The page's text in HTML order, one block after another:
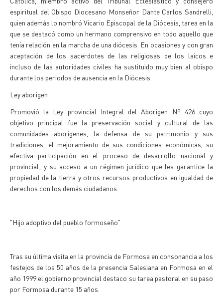
espiritual del Obispo Diocesano Monseñor Dante Carlos Sandrelli,
quien además lo nombró Vicario Episcopal de la Diócesis, tarea en la
que se destacó como un hermano comprensivo en todo aquello que
tenía relación en la marcha de una diócesis. En ocasiones y con gran
aceptación de los sacerdotes de las religiosas de los laicos e
incluso de las autoridades civiles ha sustituido muy bien al obispo
durante los periodos de ausencia en la Diócesis.
Ley aborigen
Promovió la Ley provincial Integral del Aborigen Nº 426 cuyo
objetivo principal fue la preservación social y cultural de las
comunidades aborígenes, la defensa de su patrimonio y sus
tradiciones, el mejoramiento de sus condiciones económicas, su
efectiva participación en el proceso de desarrollo nacional y
provincial; y su acceso a un régimen jurídico que les garantice la
propiedad de la tierra y otros recursos productivos en igualdad de
derechos con los demás ciudadanos.
"Hijo adoptivo del pueblo formoseño"
Tras su última visita en la provincia de Formosa en consonancia a los
festejos de los 50 años de la presencia Salesiana en Formosa en el
año 1999 el gobierno provincial destaco su tarea pastoral en su paso
por Formosa durante 15 años.